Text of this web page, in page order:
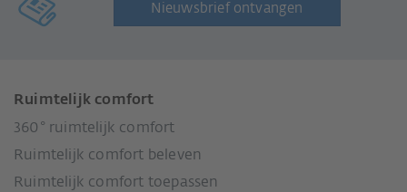
Nieuwsbrief ontvangen
Ruimtelijk comfort
360° ruimtelijk comfort
Ruimtelijk comfort beleven
Ruimtelijk comfort toepassen